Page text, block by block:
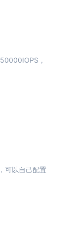
，
可以自己配置